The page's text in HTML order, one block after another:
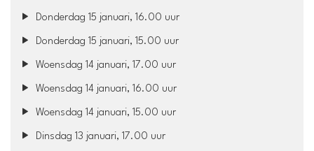
Donderdag 15 januari, 16.00 uur
Donderdag 15 januari, 15.00 uur
Woensdag 14 januari, 17.00 uur
Woensdag 14 januari, 16.00 uur
Woensdag 14 januari, 15.00 uur
Dinsdag 13 januari, 17.00 uur